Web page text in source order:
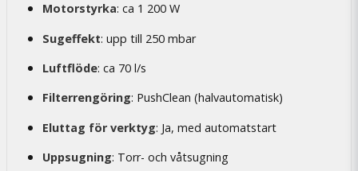
Motorstyrka: ca 1 200 W
Sugeffekt: upp till 250 mbar
Luftflöde: ca 70 l/s
Filterrengöring: PushClean (halvautomatisk)
Eluttag för verktyg: Ja, med automatstart
Uppsugning: Torr- och våtsugning